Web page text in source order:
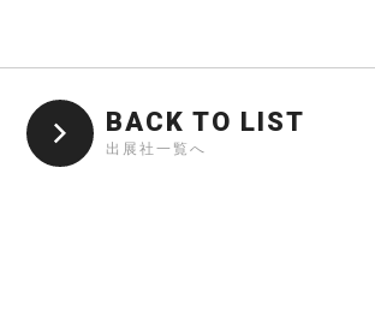
BACK TO LIST
出展社一覧へ